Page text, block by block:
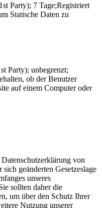
Party); 7 Tage;Registriert
Statische Daten zu
Party); unbegrenzt;
ob der Benutzer
auf einem Computer oder
von
geänderten Gesetzeslage
unseres
sollten daher die
um über den Schutz Ihrer
Nutzung unserer